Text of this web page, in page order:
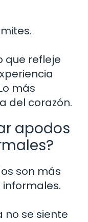
que refleje
más
del corazón.
apodos
son más
no se siente